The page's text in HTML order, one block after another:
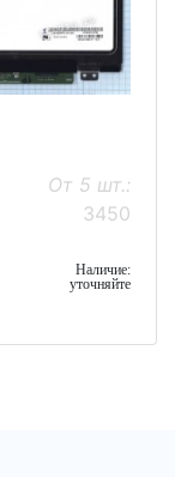
От 5 шт.:
3450
Наличие:
уточняйте